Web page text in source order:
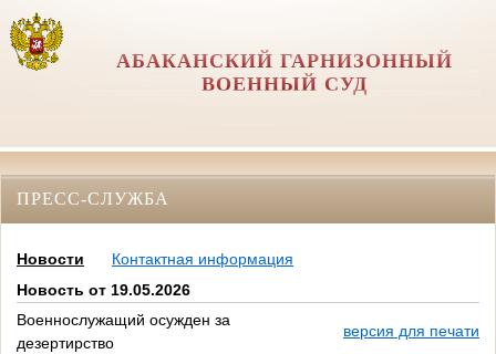
АБАКАНСКИЙ ГАРНИЗОННЫЙ
ВОЕННЫЙ СУД
ПРЕСС-СЛУЖБА
Новости
Контактная информация
Новость от 19.05.2026
Военнослужащий осужден за
дезертирство
версия для печати